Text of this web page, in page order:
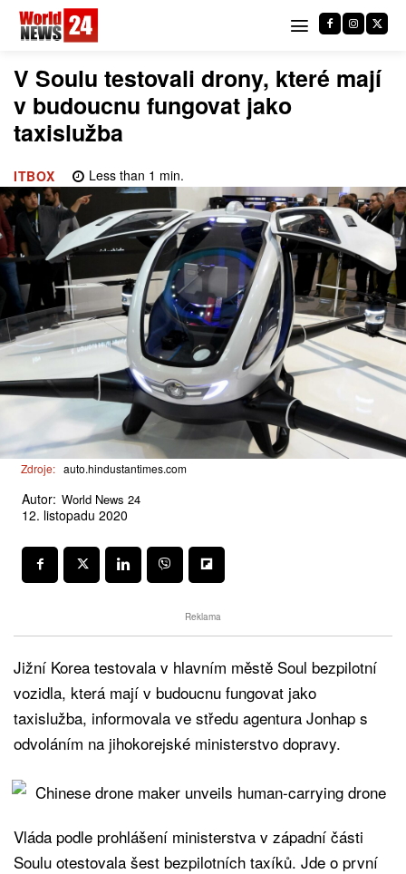
V Soulu testovali drony, které mají
v budoucnu fungovat jako
taxislužba
ITBOX Less than 1 min.
Zdroje: auto.hindustantimes.com
Autor: World News 24
12. listopadu 2020
Reklama
Jižní Korea testovala v hlavním městě Soul bezpilotní
vozidla, která mají v budoucnu fungovat jako
taxislužba, informovala ve středu agentura Jonhap s
odvoláním na jihokorejské ministerstvo dopravy.
Vláda podle prohlášení ministerstva v západní části
Soulu otestovala šest bezpilotních taxíků. Jde o první